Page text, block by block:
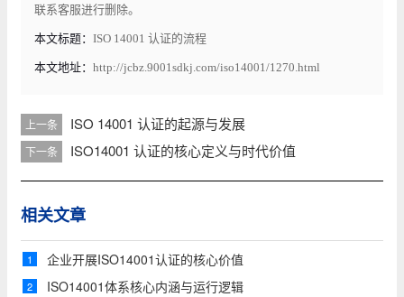
联系客服进行删除。
本文标题： ISO 14001 认证的流程
本文地址： http://jcbz.9001sdkj.com/iso14001/1270.html
上一条 ISO 14001 认证的起源与发展
下一条 ISO14001 认证的核心定义与时代价值
相关文章
1 企业开展ISO14001认证的核心价值
2 ISO14001体系核心内涵与运行逻辑